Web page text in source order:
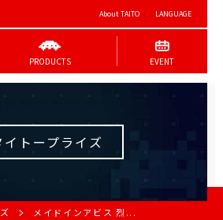
About TAITO LANGUAGE
PRODUCTS EVENT
イトープライズ
メイドインアビス 烈...